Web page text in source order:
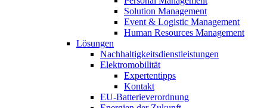
Solution Management
Event & Logistic Management
Human Resources Management
Lösungen
Nachhaltigkeitsdienstleistungen
Elektromobilität
Expertentipps
Kontakt
EU-Batterieverordnung